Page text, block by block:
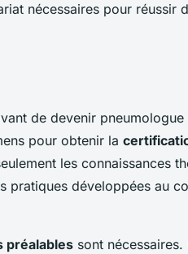
nécessaires pour réussir
de devenir
pour obtenir la
les connaissances
pratiques développées au
préalables sont nécessaires.